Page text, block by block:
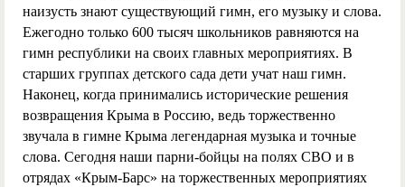
наизусть знают существующий гимн, его музыку и слова.
Ежегодно только 600 тысяч школьников равняются на
гимн республики на своих главных мероприятиях. В
старших группах детского сада дети учат наш гимн.
Наконец, когда принимались исторические решения
возвращения Крыма в Россию, ведь торжественно
звучала в гимне Крыма легендарная музыка и точные
слова. Сегодня наши парни-бойцы на полях СВО и в
отрядах «Крым-Барс» на торжественных мероприятиях